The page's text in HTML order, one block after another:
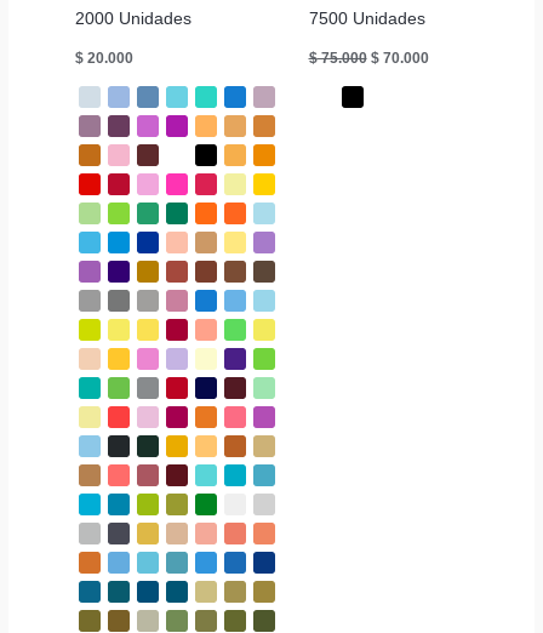
2000 Unidades
$ 20.000
7500 Unidades
$75.000 El
precio
$70.000El